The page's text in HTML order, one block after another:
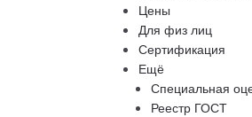
Цены
Для физ лиц
Сертификация
Ещё
Специальная
Реестр ГОСТ